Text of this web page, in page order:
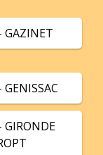
GAZINET
GENISSAC
GIRONDE